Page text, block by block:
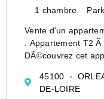
1 chambre
Vente d'un
: Appartement T2
DÃ©couvrez cet
pratique. Avec une
appartement se
45100
DE-LOIRE